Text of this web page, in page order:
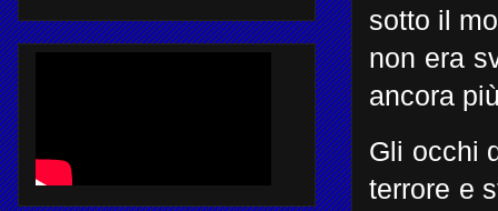
sotto il
non era
ancora
Gli occhi
terrore e